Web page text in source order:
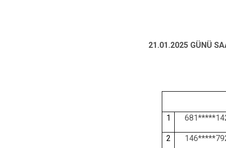
21.01.2025 GÜNÜ
1
2